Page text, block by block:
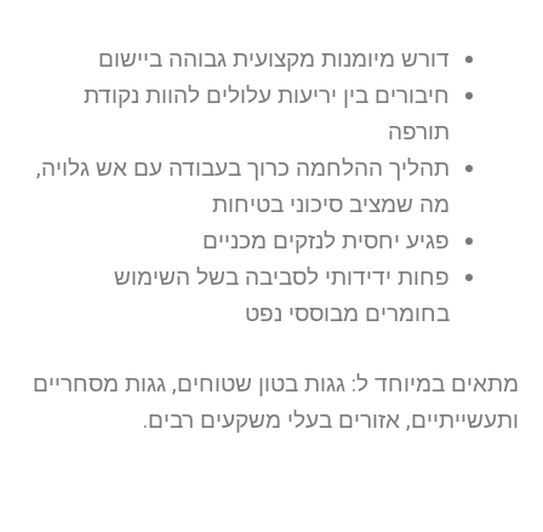
דורש מיומנות מקצועית גבוהה ביישום
חיבורים בין יריעות עלולים להוות נקודת
תורפה
תהליך ההלחמה כרוך בעבודה עם אש גלויה,
מה שמציב סיכוני בטיחות
פגיע יחסית לנזקים מכניים
פחות ידידותי לסביבה בשל השימוש
בחומרים מבוססי נפט
מתאים במיוחד ל: גגות בטון שטוחים, גגות מסחריים
ותעשייתיים, אזורים בעלי משקעים רבים.